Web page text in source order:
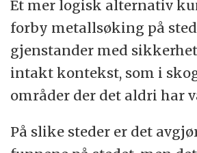
Et mer logisk alternativ
forby metallsøking på
gjenstander med
intakt kontekst, som i
områder der det aldri har
På slike steder er det